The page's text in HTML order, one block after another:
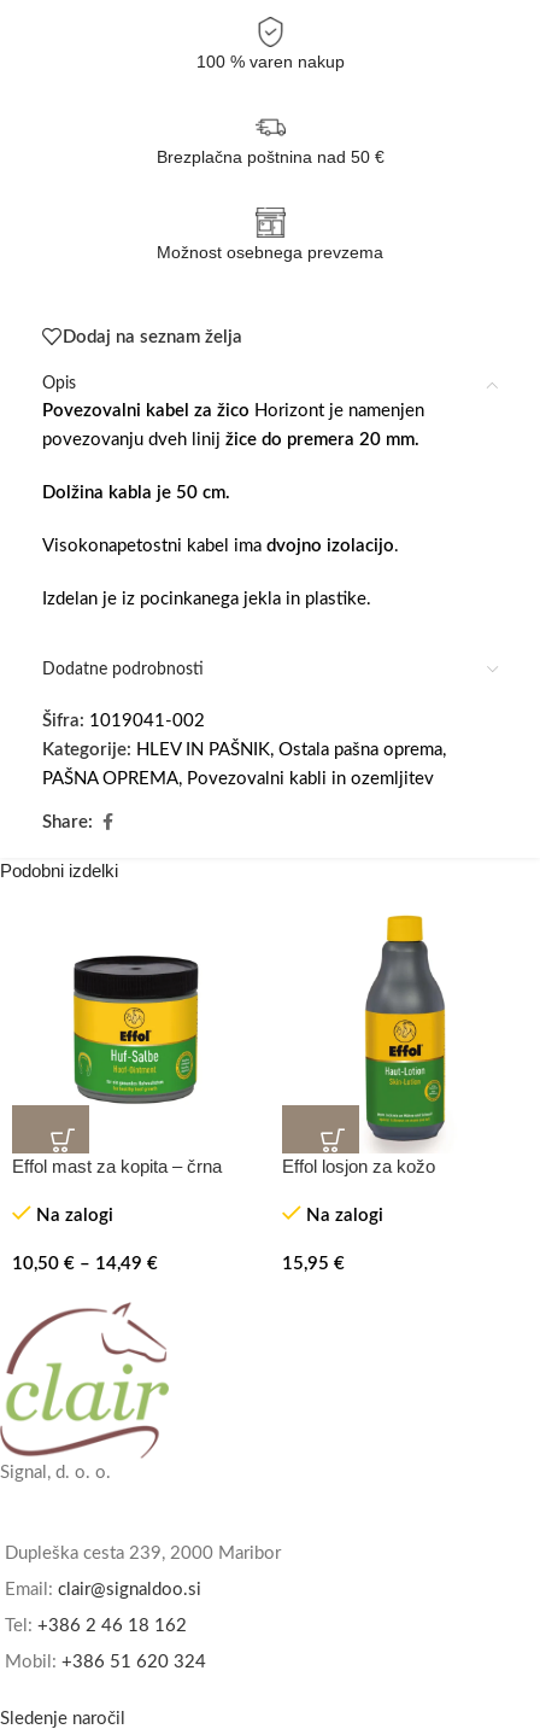
100 % varen nakup
Brezplačna poštnina nad 50 €
Možnost osebnega prevzema
Dodaj na seznam želja
Opis
Povezovalni kabel za žico Horizont je namenjen
povezovanju dveh linij žice do premera 20 mm.
Dolžina kabla je 50 cm.
Visokonapetostni kabel ima dvojno izolacijo.
Izdelan je iz pocinkanega jekla in plastike.
Dodatne podrobnosti
Šifra: 1019041-002
Kategorije: HLEV IN PAŠNIK, Ostala pašna oprema,
PAŠNA OPREMA, Povezovalni kabli in ozemljitev
Share:
Podobni izdelki
Effol mast za kopita – črna
Na zalogi
10,50 € – 14,49 €
Effol losjon za kožo
Na zalogi
15,95 €
Signal, d. o. o.
Dupleška cesta 239, 2000 Maribor
Email: clair@signaldoo.si
Tel: +386 2 46 18 162
Mobil: +386 51 620 324
Sledenje naročil